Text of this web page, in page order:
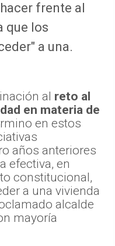
frente al
que los
a una.
al reto al
en materia de
en estos
años anteriores
efectiva, en
constitucional,
a una vivienda
alcalde
mayoría